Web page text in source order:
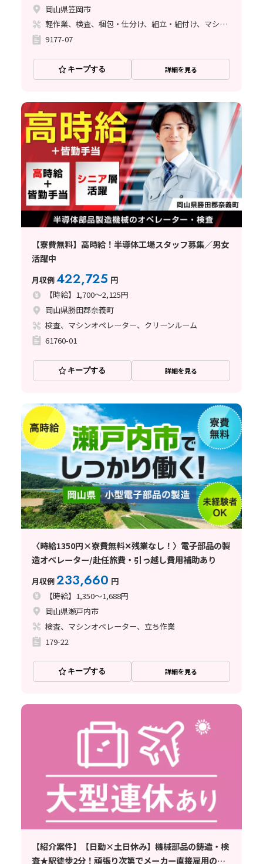
岡山県笠岡市
軽作業、検査、梱包・仕分け、組立・組付け、マシンオペレーター、ハンダ付け
9177-07
キープする 詳細を見る
【寮費無料】高時給！半導体工場スタッフ募集／男女
活躍中
月収例422,725 円
【時給】1,700～2,125円
岡山県勝田郡奈義町
検査、マシンオペレーター、クリーンルーム
61760-01
キープする 詳細を見る
〈時給1350円×寮費無料✕残業なし！〉電子部品の製
造オペレーター/赴任旅費・引っ越し費用補助あり
月収例233,660 円
【時給】1,350～1,688円
岡山県瀬戸内市
検査、マシンオペレーター、立ち作業
179-22
キープする 詳細を見る
【紹介案件】【日勤×土日休み】機械部品の鋳造・検
査★駅徒歩2分！頑張り次第でメーカー直接雇用のチ